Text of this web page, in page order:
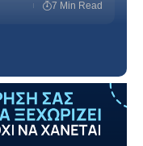
7 Min Read